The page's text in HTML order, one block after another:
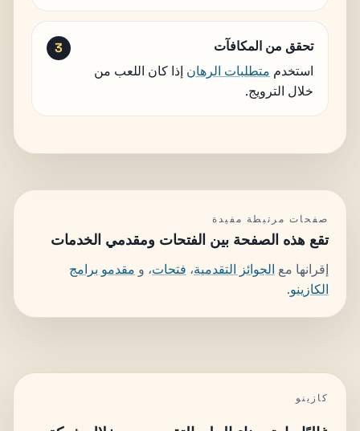
تحقق من المكافآت
استخدم متطلبات الرهان إذا كان اللعب من
خلال الترويج.
صفحات مرتبطة مفيدة
تقع هذه الصفحة بين الفتحات ومقدمي الخدمات
إقرانها مع الجوائز التقدمية، فتحات، و مقدمو برامج
الكازينو.
كازينو